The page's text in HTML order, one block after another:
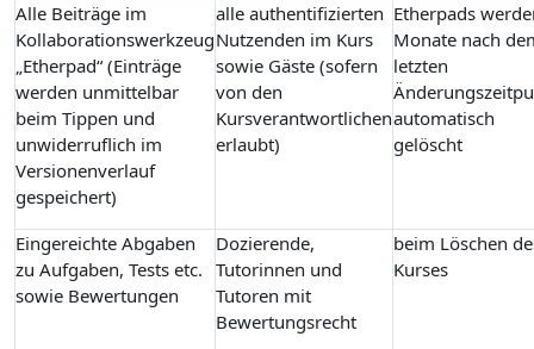
Alle Beiträge im
Kollaborationswerkzeug
„Etherpad“ (Einträge
werden unmittelbar
beim Tippen und
unwiderruflich im
Versionenverlauf
gespeichert)
alle authentifizierten
Nutzenden im Kurs
sowie Gäste (sofern
von den
Kursverantwortlichen
erlaubt)
Etherpads
Monate nach
letzten
automatisch
gelöscht
Eingereichte Abgaben
zu Aufgaben, Tests etc.
sowie Bewertungen
Dozierende,
Tutorinnen und
Tutoren mit
Bewertungsrecht
beim Löschen
Kurses